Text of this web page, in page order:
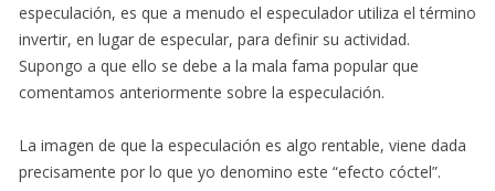
especulación, es que a menudo el especulador utiliza el término
invertir, en lugar de especular, para definir su actividad.
Supongo a que ello se debe a la mala fama popular que
comentamos anteriormente sobre la especulación.
La imagen de que la especulación es algo rentable, viene dada
precisamente por lo que yo denomino este “efecto cóctel”.